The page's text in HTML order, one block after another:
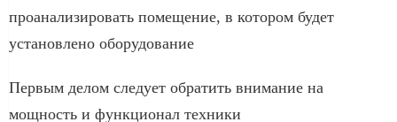
проанализировать помещение, в котором будет
установлено оборудование
Первым делом следует обратить внимание на
мощность и функционал техники